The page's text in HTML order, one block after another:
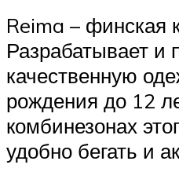
Reima – финская
Разрабатывает и
качественную
рождения до 12
комбинезонах
удобно бегать и